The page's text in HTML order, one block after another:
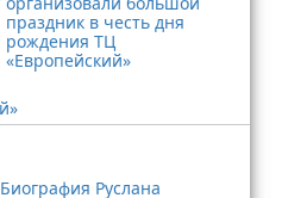
праздник в честь дня
рождения ТЦ
«Европейский»
Биография Руслана